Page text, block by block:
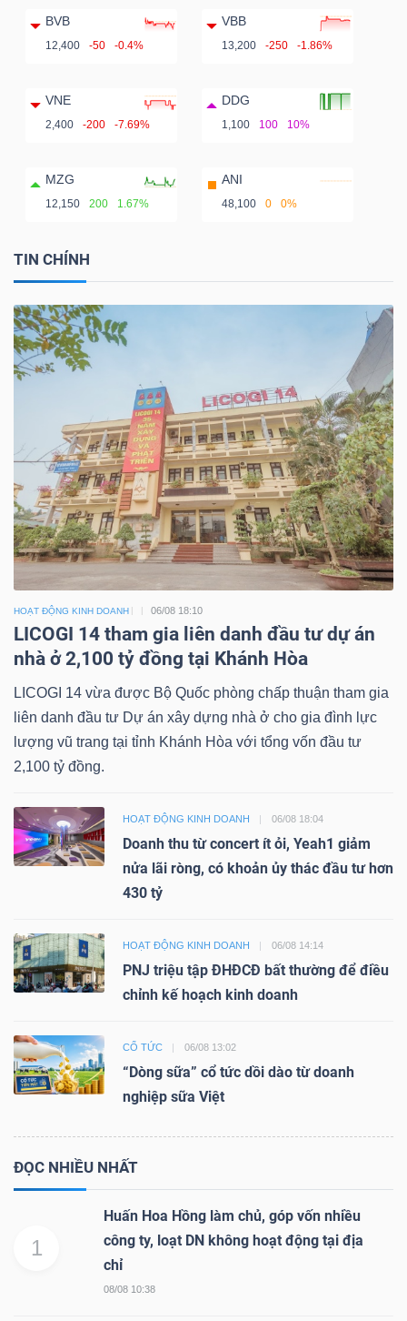
BVB
12,400 -50 -0.4%
VBB
13,200 -250 -1.86%
VNE
2,400 -200 -7.69%
DDG
1,100 100 10%
MZG
12,150 200 1.67%
ANI
48,100 0 0%
TIN CHÍNH
HOẠT ĐỘNG KINH DOANH 06/08 18:10
LICOGI 14 tham gia liên danh đầu tư dự án
nhà ở 2,100 tỷ đồng tại Khánh Hòa
LICOGI 14 vừa được Bộ Quốc phòng chấp thuận tham gia
liên danh đầu tư Dự án xây dựng nhà ở cho gia đình lực
lượng vũ trang tại tỉnh Khánh Hòa với tổng vốn đầu tư
2,100 tỷ đồng.
HOẠT ĐỘNG KINH DOANH 06/08 18:04
Doanh thu từ concert ít ỏi, Yeah1 giảm
nửa lãi ròng, có khoản ủy thác đầu tư hơn
430 tỷ
HOẠT ĐỘNG KINH DOANH 06/08 14:14
PNJ triệu tập ĐHĐCĐ bất thường để điều
chỉnh kế hoạch kinh doanh
CỔ TỨC 06/08 13:02
“Dòng sữa” cổ tức dồi dào từ doanh
nghiệp sữa Việt
ĐỌC NHIỀU NHẤT
1
Huấn Hoa Hồng làm chủ, góp vốn nhiều
công ty, loạt DN không hoạt động tại địa
chỉ
08/08 10:38